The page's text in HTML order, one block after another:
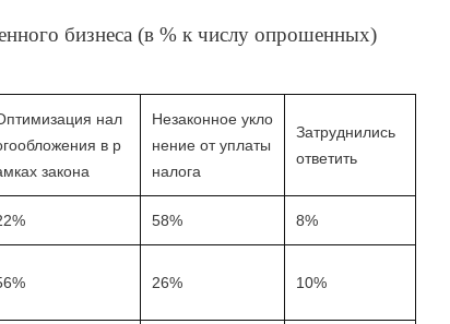
бизнеса (в % к числу опрошенных)
нал
в р
закона
Незаконное укло
нение от уплаты
налога
Затруднились
ответить
58% 8%
26% 10%